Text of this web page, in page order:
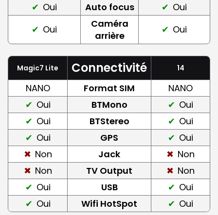
Oui
Auto focus
Oui
Oui
Caméra
arrière
Oui
Magic7 Lite Connectivité 14
NANO Format SIM
NANO
Oui
BTMono
Oui
Oui
BTStereo
Oui
Oui
GPS
Oui
Non
Jack
Non
Non
TV Output
Non
Oui
USB
Oui
Oui
Wifi HotSpot Oui